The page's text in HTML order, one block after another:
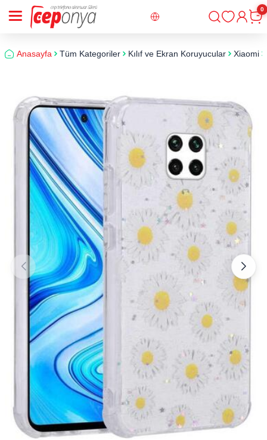
Giriş
0
Anasayfa Tüm Kategoriler Kılıf ve Ekran Koruyucular Xiaomi